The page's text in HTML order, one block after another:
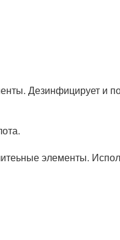
Дезинфицирует и
элементы.